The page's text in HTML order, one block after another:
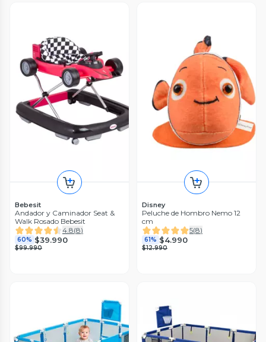
Bebesit
Andador y Caminador Seat &
Walk Rosado Bebesit
4.8(8)
60% $39.990
$99.990
Disney
Peluche de Hombro Nemo 12
cm
5(8)
61% $4.990
$12.990